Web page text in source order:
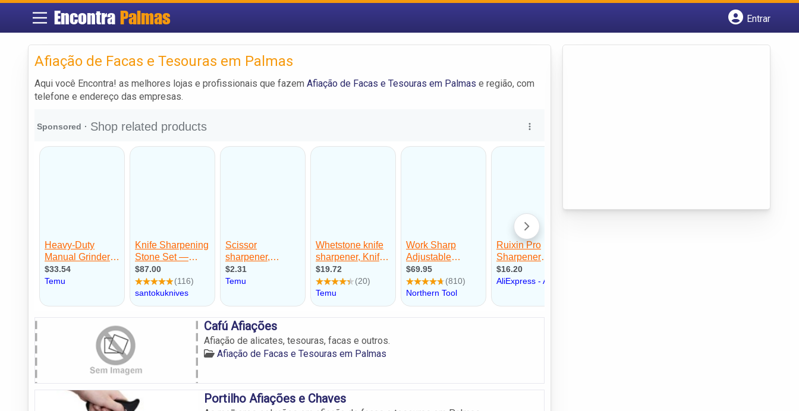
Encontra Palmas
Entrar
Afiação de Facas e Tesouras em Palmas
Aqui você Encontra! as melhores lojas e profissionais que fazem Afiação de Facas e Tesouras em Palmas e região, com
telefone e endereço das empresas.
Cafú Afiações
Afiação de alicates, tesouras, facas e outros.
Afiação de Facas e Tesouras em Palmas
Portilho Afiações e Chaves